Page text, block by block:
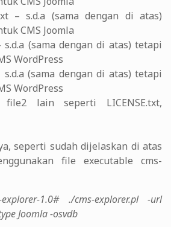
– s.d.a (sama dengan di atas)
CMS Joomla
(sama dengan di atas) tetapi
WordPress
s.d.a (sama dengan di atas) tetapi
WordPress
lain seperti LICENSE.txt,
seperti sudah dijelaskan di atas
file executable cms-
explorer-1.0# ./cms-explorer.pl -url
Joomla -osvdb